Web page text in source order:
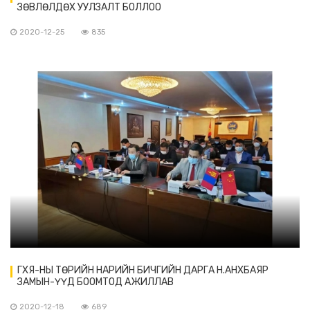
ЗӨВЛӨЛДӨХ УУЛЗАЛТ БОЛЛОО
2020-12-25 835
ГХЯ-НЫ ТӨРИЙН НАРИЙН БИЧГИЙН ДАРГА Н.АНХБАЯР
ЗАМЫН-ҮҮД БООМТОД АЖИЛЛАВ
2020-12-18 689